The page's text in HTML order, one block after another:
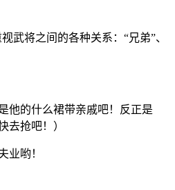
武将之间的各种关系：“兄弟”、
他的什么裙带亲戚吧！反正是
去抢吧！）
业哟！